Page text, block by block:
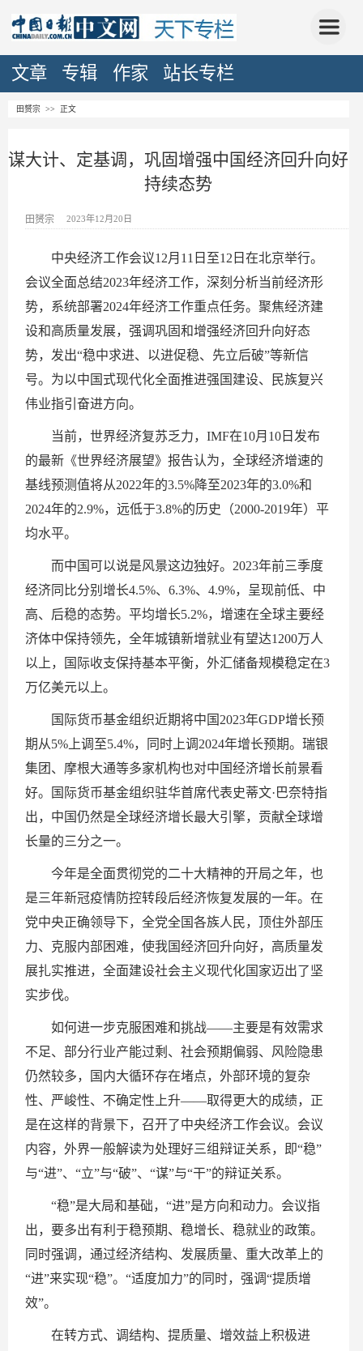
文章 专辑 作家 站长专栏
田赟宗 >> 正文
谋大计、定基调，巩固增强中国经济回升向好
持续态势
田赟宗 2023年12月20日
中央经济工作会议12月11日至12日在北京举行。
会议全面总结2023年经济工作，深刻分析当前经济形
势，系统部署2024年经济工作重点任务。聚焦经济建
设和高质量发展，强调巩固和增强经济回升向好态
势，发出“稳中求进、以进促稳、先立后破”等新信
号。为以中国式现代化全面推进强国建设、民族复兴
伟业指引奋进方向。
当前，世界经济复苏乏力，IMF在10月10日发布
的最新《世界经济展望》报告认为，全球经济增速的
基线预测值将从2022年的3.5%降至2023年的3.0%和
2024年的2.9%，远低于3.8%的历史（2000-2019年）平
均水平。
而中国可以说是风景这边独好。2023年前三季度
经济同比分别增长4.5%、6.3%、4.9%，呈现前低、中
高、后稳的态势。平均增长5.2%，增速在全球主要经
济体中保持领先，全年城镇新增就业有望达1200万人
以上，国际收支保持基本平衡，外汇储备规模稳定在3
万亿美元以上。
国际货币基金组织近期将中国2023年GDP增长预
期从5%上调至5.4%，同时上调2024年增长预期。瑞银
集团、摩根大通等多家机构也对中国经济增长前景看
好。国际货币基金组织驻华首席代表史蒂文·巴奈特指
出，中国仍然是全球经济增长最大引擎，贡献全球增
长量的三分之一。
今年是全面贯彻党的二十大精神的开局之年，也
是三年新冠疫情防控转段后经济恢复发展的一年。在
党中央正确领导下，全党全国各族人民，顶住外部压
力、克服内部困难，使我国经济回升向好，高质量发
展扎实推进，全面建设社会主义现代化国家迈出了坚
实步伐。
如何进一步克服困难和挑战——主要是有效需求
不足、部分行业产能过剩、社会预期偏弱、风险隐患
仍然较多，国内大循环存在堵点，外部环境的复杂
性、严峻性、不确定性上升——取得更大的成绩，正
是在这样的背景下，召开了中央经济工作会议。会议
内容，外界一般解读为处理好三组辩证关系，即“稳”
与“进”、“立”与“破”、“谋”与“干”的辩证关系。
“稳”是大局和基础，“进”是方向和动力。会议指
出，要多出有利于稳预期、稳增长、稳就业的政策。
同时强调，通过经济结构、发展质量、重大改革上的
“进”来实现“稳”。“适度加力”的同时，强调“提质增
效”。
在转方式、调结构、提质量、增效益上积极进